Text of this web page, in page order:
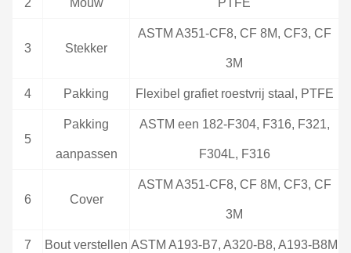
2 Mouw PTFE
3 Stekker
ASTM A351-CF8, CF 8M, CF3, CF
3M
4 Pakking Flexibel grafiet roestvrij staal, PTFE
5
Pakking
aanpassen
ASTM een 182-F304, F316, F321,
F304L, F316
6 Cover
ASTM A351-CF8, CF 8M, CF3, CF
3M
7 Bout verstellen ASTM A193-B7, A320-B8, A193-B8M